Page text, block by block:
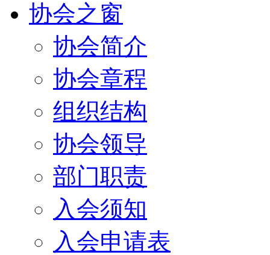
协会之窗
协会简介
协会章程
组织结构
协会领导
部门职责
入会须知
入会申请表